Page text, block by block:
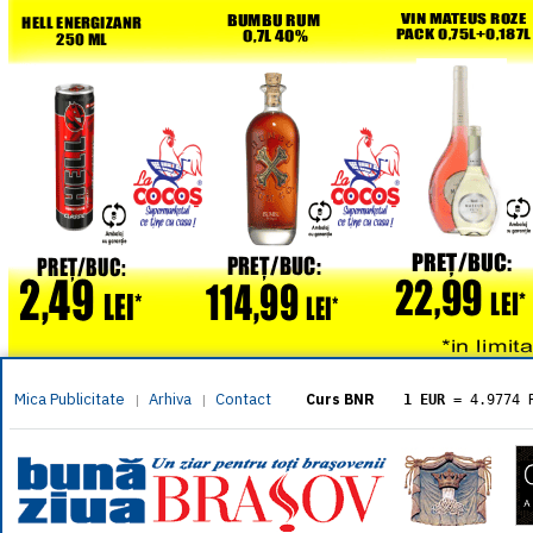
Mica Publicitate | Arhiva | Contact Curs BNR 1 EUR = 4.9774
= 5.8304
1 XAU= 464.4611
1 AED= 1.1933
1 AUD= 2.7957
1 BGN= 2.5449